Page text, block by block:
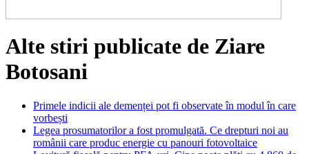
Alte stiri publicate de Ziare
Botosani
Primele indicii ale demenței pot fi observate în modul în care
vorbești
Legea prosumatorilor a fost promulgată. Ce drepturi noi au
românii care produc energie cu panouri fotovoltaice